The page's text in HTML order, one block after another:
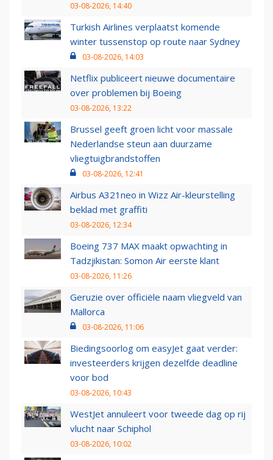
03-08-2026, 14:40
Turkish Airlines verplaatst komende
winter tussenstop op route naar Sydney
03-08-2026, 14:03
Netflix publiceert nieuwe documentaire
over problemen bij Boeing
03-08-2026, 13:22
Brussel geeft groen licht voor massale
Nederlandse steun aan duurzame
vliegtuigbrandstoffen
03-08-2026, 12:41
Airbus A321neo in Wizz Air-kleurstelling
beklad met graffiti
03-08-2026, 12:34
Boeing 737 MAX maakt opwachting in
Tadzjikistan: Somon Air eerste klant
03-08-2026, 11:26
Geruzie over officiële naam vliegveld van
Mallorca
03-08-2026, 11:06
Biedingsoorlog om easyJet gaat verder:
investeerders krijgen dezelfde deadline
voor bod
03-08-2026, 10:43
WestJet annuleert voor tweede dag op rij
vlucht naar Schiphol
03-08-2026, 10:02